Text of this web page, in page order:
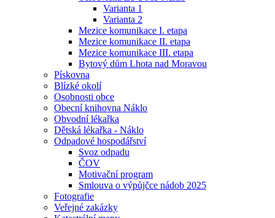
Varianta 1
Varianta 2
Mezice komunikace I. etapa
Mezice komunikace II. etapa
Mezice komunikace III. etapa
Bytový dům Lhota nad Moravou
Pískovna
Blízké okolí
Osobnosti obce
Obecní knihovna Náklo
Obvodní lékařka
Dětská lékařka - Náklo
Odpadové hospodářství
Svoz odpadu
ČOV
Motivační program
Smlouva o výpůjčce nádob 2025
Fotografie
Veřejné zakázky